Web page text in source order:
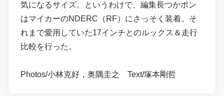
気になるサイズ。というわけで、編集長つかポン
はマイカーのNDERC（RF）にさっそく装着。そ
れまで愛用していた17インチとのルックス＆走行
比較を行った。
Photos/小林克好，奥隅圭之 Text/塚本剛哲